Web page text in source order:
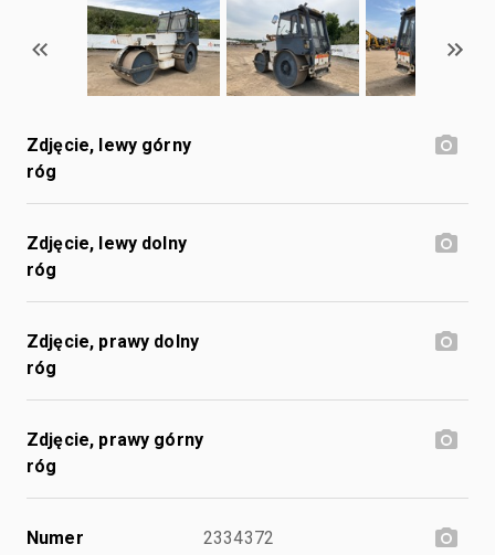
Zdjęcie, lewy górny
róg
Zdjęcie, lewy dolny
róg
Zdjęcie, prawy dolny
róg
Zdjęcie, prawy górny
róg
Numer
2334372